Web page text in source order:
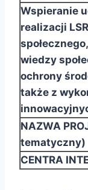
Wspieranie
realizacji
wiedzy
ochrony
także z
NAZWA
tematyczny)
CENTRA